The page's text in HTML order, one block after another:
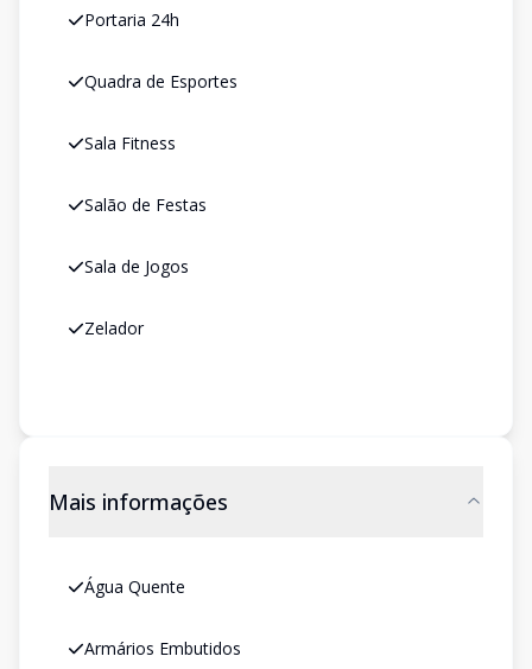
Portaria 24h
Quadra de Esportes
Sala Fitness
Salão de Festas
Sala de Jogos
Zelador
Mais informações
Água Quente
Armários Embutidos